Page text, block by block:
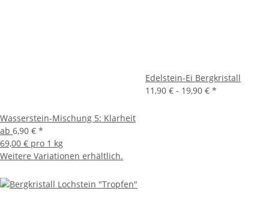
Wasserstein-Mischung 5: Klarheit
ab 6,90 € *
69,00 € pro 1 kg
Weitere Variationen erhältlich.
Edelstein-Ei Bergkristall
11,90 € - 19,90 € *